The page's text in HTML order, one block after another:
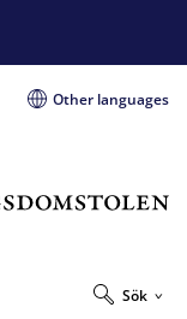
Other languages
Sök